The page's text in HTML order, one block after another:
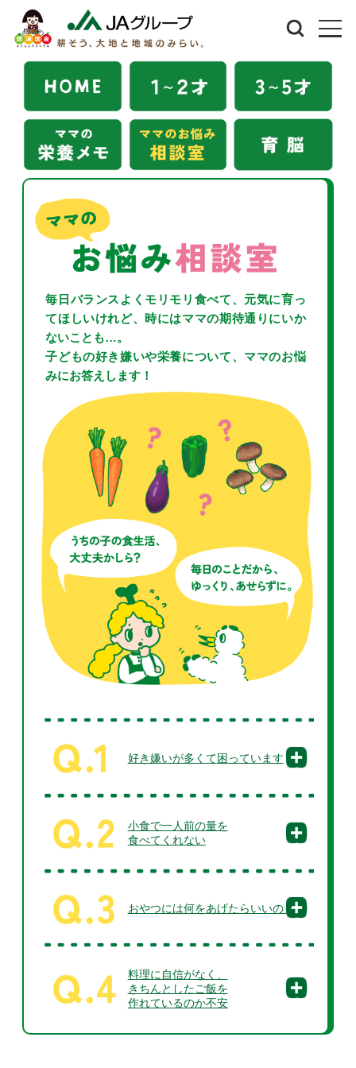
毎日バランスよくモリモリ食べて、元気に育っ
てほしいけれど、時にはママの期待通りにいか
ないことも…。
子どもの好き嫌いや栄養について、ママのお悩
みにお答えします！
好き嫌いが多くて困っています
小食で一人前の量を
食べてくれない
おやつには何をあげたらいいの？
料理に自信がなく、
きちんとしたご飯を
作れているのか不安